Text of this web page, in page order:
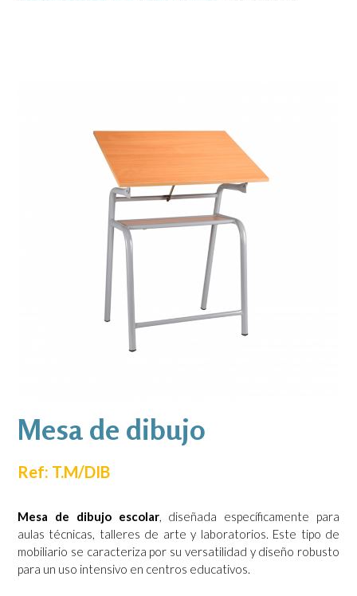
Mesa de dibujo
Ref: T.M/DIB
Mesa de dibujo escolar, diseñada específicamente para
aulas técnicas, talleres de arte y laboratorios. Este tipo de
mobiliario se caracteriza por su versatilidad y diseño robusto
para un uso intensivo en centros educativos.